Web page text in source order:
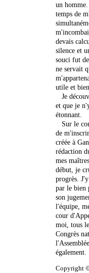
un
temps de
devais
silence et
souci fut
ne servait
utile et
Je
et que je
étonnant.
Sur le
de
créée à
rédaction
mes
début, je
progrès.
par le bien
son
l'équipe,
cour
moi, tous
Congrès
également.
Copyright